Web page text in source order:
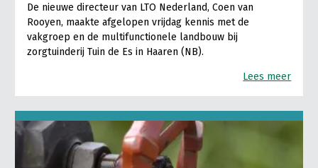
De nieuwe directeur van LTO Nederland, Coen van
Rooyen, maakte afgelopen vrijdag kennis met de
vakgroep en de multifunctionele landbouw bij
zorgtuinderij Tuin de Es in Haaren (NB).
Lees meer